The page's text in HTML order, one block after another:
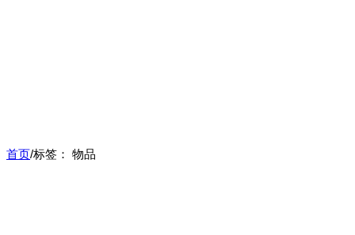
首页/标签： 物品